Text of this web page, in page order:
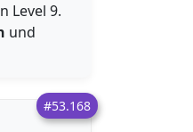
Level 9.
und
#53.168